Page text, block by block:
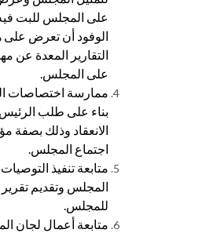
على المجلس للبت
الوفود أن تعرض على
التقارير المعدة عن
على المجلس.
ممارسة اختصاصات
بناء على طلب الرئيس
الانعقاد وذلك بصفة
اجتماع المجلس.
متابعة تنفيذ
المجلس وتقديم
للمجلس.
متابعة أعمال لجان